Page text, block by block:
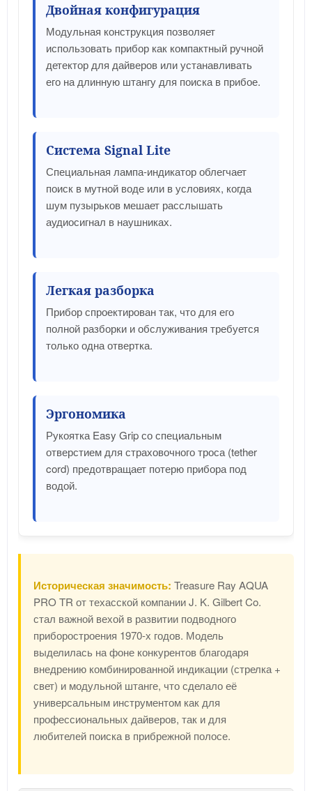
Двойная конфигурация
Модульная конструкция позволяет
использовать прибор как компактный ручной
детектор для дайверов или устанавливать
его на длинную штангу для поиска в прибое.
Система Signal Lite
Специальная лампа-индикатор облегчает
поиск в мутной воде или в условиях, когда
шум пузырьков мешает расслышать
аудиосигнал в наушниках.
Легкая разборка
Прибор спроектирован так, что для его
полной разборки и обслуживания требуется
только одна отвертка.
Эргономика
Рукоятка Easy Grip со специальным
отверстием для страховочного троса (tether
cord) предотвращает потерю прибора под
водой.
Историческая значимость: Treasure Ray AQUA
PRO TR от техасской компании J. K. Gilbert Co.
стал важной вехой в развитии подводного
приборостроения 1970-х годов. Модель
выделилась на фоне конкурентов благодаря
внедрению комбинированной индикации (стрелка +
свет) и модульной штанге, что сделало её
универсальным инструментом как для
профессиональных дайверов, так и для
любителей поиска в прибрежной полосе.